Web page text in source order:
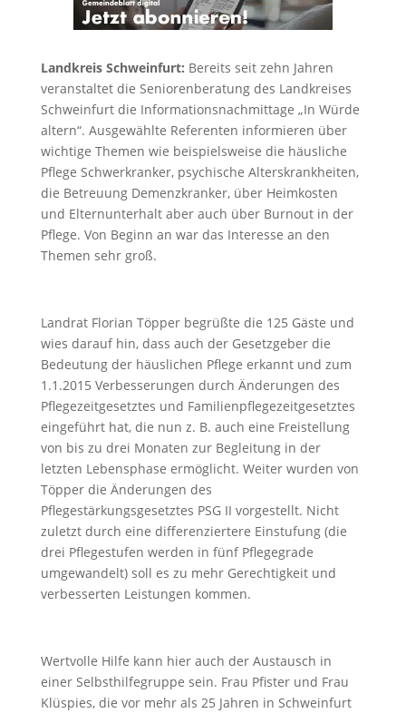
Landkreis Schweinfurt: Bereits seit zehn Jahren
veranstaltet die Seniorenberatung des Landkreises
Schweinfurt die Informationsnachmittage „In Würde
altern“. Ausgewählte Referenten informieren über
wichtige Themen wie beispielsweise die häusliche
Pflege Schwerkranker, psychische Alterskrankheiten,
die Betreuung Demenzkranker, über Heimkosten
und Elternunterhalt aber auch über Burnout in der
Pflege. Von Beginn an war das Interesse an den
Themen sehr groß.
Landrat Florian Töpper begrüßte die 125 Gäste und
wies darauf hin, dass auch der Gesetzgeber die
Bedeutung der häuslichen Pflege erkannt und zum
1.1.2015 Verbesserungen durch Änderun­gen des
Pflegezeitgesetztes und Familienpflegezeitgesetztes
eingeführt hat, die nun z. B. auch eine Freistellung
von bis zu drei Monaten zur Begleitung in der
letzten Lebensphase ermöglicht. Weiter wur­den von
Töpper die Änderungen des
Pflegestärkungsgesetztes PSG II vorgestellt. Nicht
zuletzt durch eine differenziertere Einstufung (die
drei Pflegestufen werden in fünf Pflegegrade
umgewan­delt) soll es zu mehr Gerechtigkeit und
verbesserten Leistungen kommen.
Wertvolle Hilfe kann hier auch der Austausch in
einer Selbsthilfegruppe sein. Frau Pfister und Frau
Klüspies, die vor mehr als 25 Jahren in Schweinfurt